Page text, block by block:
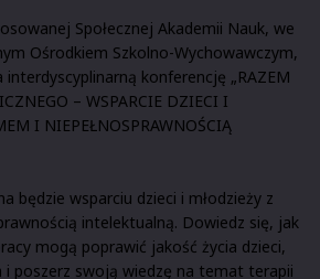
Społecznej Akademii Nauk, we
Ośrodkiem Szkolno-Wychowawczym,
interdyscyplinarną konferencję „RAZEM
– WSPARCIE DZIECI I
I NIEPEŁNOSPRAWNOŚCIĄ
będzie wsparciu dzieci i młodzieży z
intelektualną. Dowiedz się, jak
mogą poprawić jakość życia dzieci,
i poszerz swoją wiedzę na temat terapii